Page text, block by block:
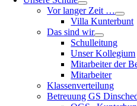
Vor langer Zeit …
Villa Kunterbunt
Das sind wir
Schulleitung
Unser Kollegium
Mitarbeiter der
Mitarbeiter
Klassenverteilung
Betreuung GS